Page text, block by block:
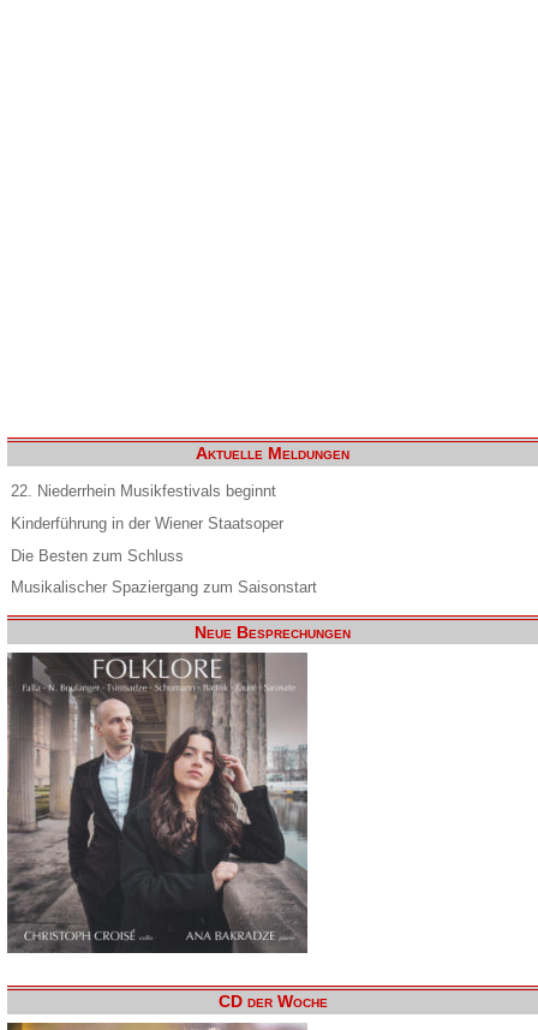
Aktuelle Meldungen
22. Niederrhein Musikfestivals beginnt
Kinderführung in der Wiener Staatsoper
Die Besten zum Schluss
Musikalischer Spaziergang zum Saisonstart
Neue Besprechungen
CD der Woche